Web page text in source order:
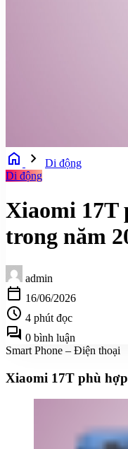
home chevron_right
Di động
Di động
Xiaomi 17T
trong năm
admin
calendar_today 16/06/2026
schedule 4 phút đọc
forum 0 bình luận
Smart Phone – Điện thoại
Xiaomi 17T phù